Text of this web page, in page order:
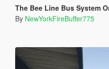
The Bee Line Bus System
By NewYorkFireBuffer775